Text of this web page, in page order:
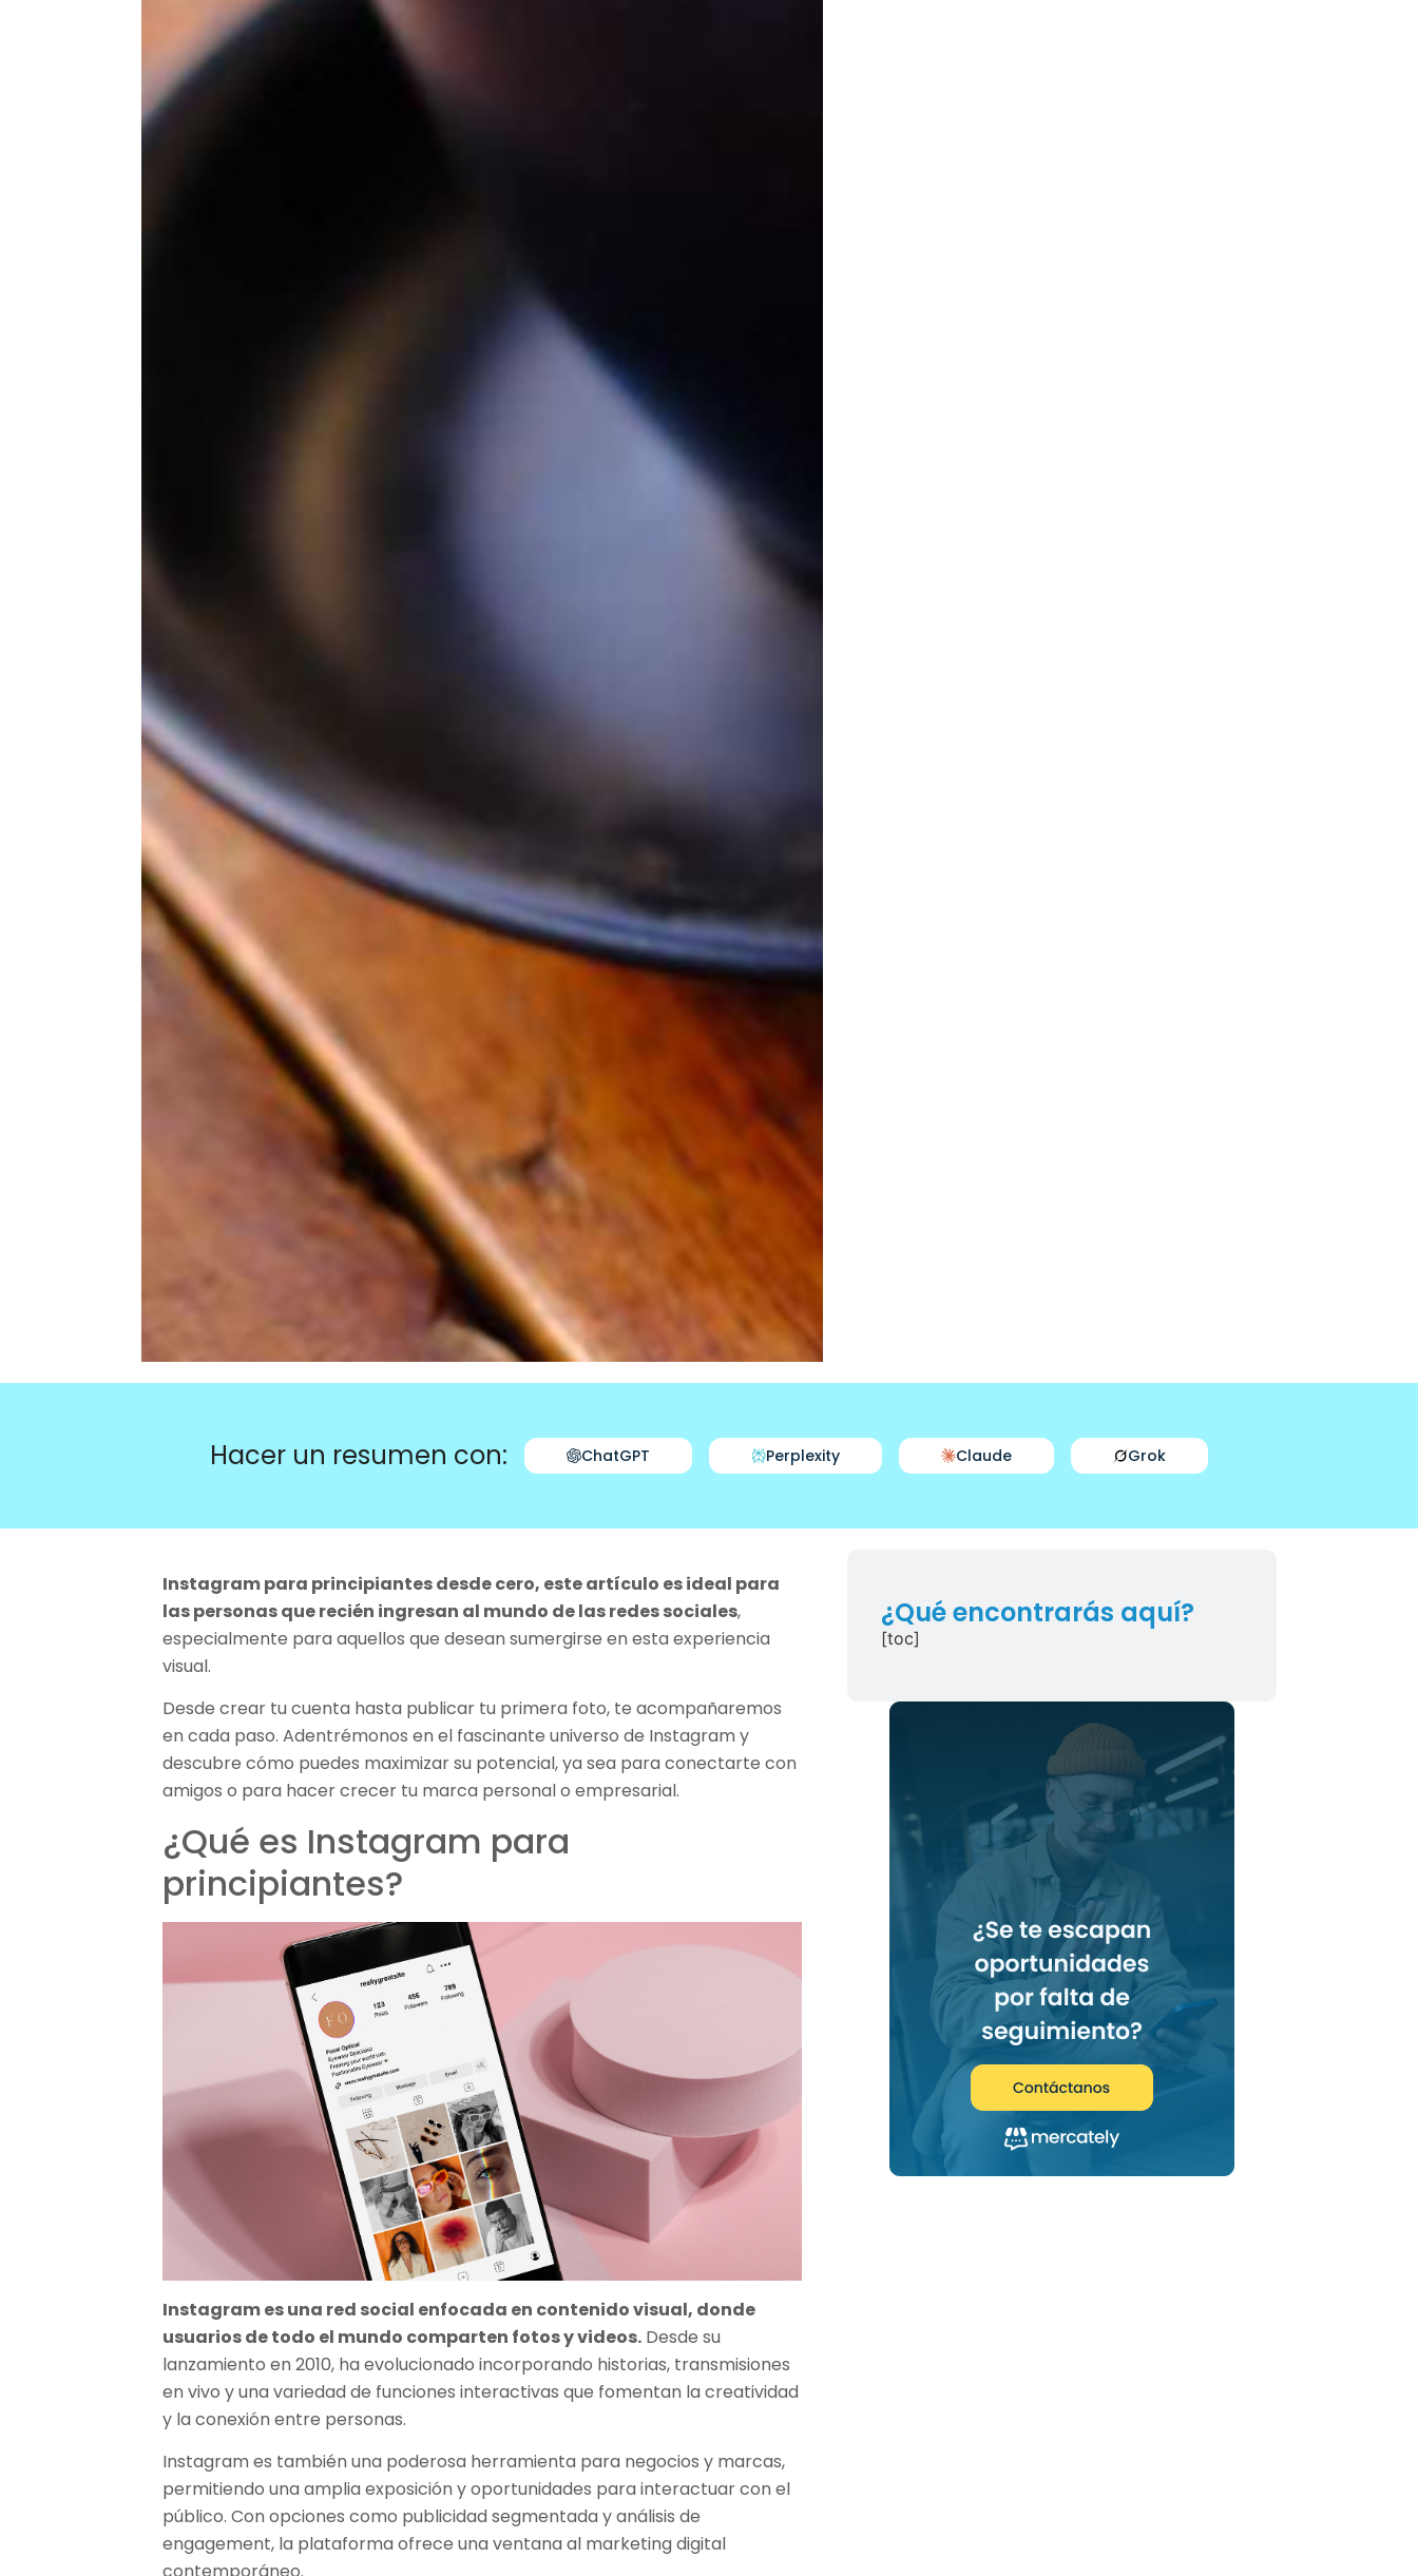
Hacer un resumen con: ChatGPT Perplexity Claude Grok
Instagram para principiantes desde cero, este artículo es ideal para
las personas que recién ingresan al mundo de las redes sociales,
especialmente para aquellos que desean sumergirse en esta experiencia
visual.
Desde crear tu cuenta hasta publicar tu primera foto, te acompañaremos
en cada paso. Adentrémonos en el fascinante universo de Instagram y
descubre cómo puedes maximizar su potencial, ya sea para conectarte con
amigos o para hacer crecer tu marca personal o empresarial.
¿Qué es Instagram para
principiantes?
Instagram es una red social enfocada en contenido visual, donde
usuarios de todo el mundo comparten fotos y videos. Desde su
lanzamiento en 2010, ha evolucionado incorporando historias, transmisiones
en vivo y una variedad de funciones interactivas que fomentan la creatividad
y la conexión entre personas.
Instagram es también una poderosa herramienta para negocios y marcas,
permitiendo una amplia exposición y oportunidades para interactuar con el
público. Con opciones como publicidad segmentada y análisis de
engagement, la plataforma ofrece una ventana al marketing digital
¿Qué encontrarás aquí?
[toc]